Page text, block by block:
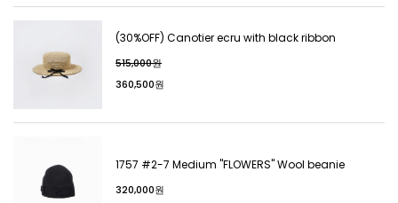
(30%OFF) Canotier ecru with black ribbon
515,000원
360,500원
1757 #2-7 Medium "FLOWERS" Wool beanie
320,000원